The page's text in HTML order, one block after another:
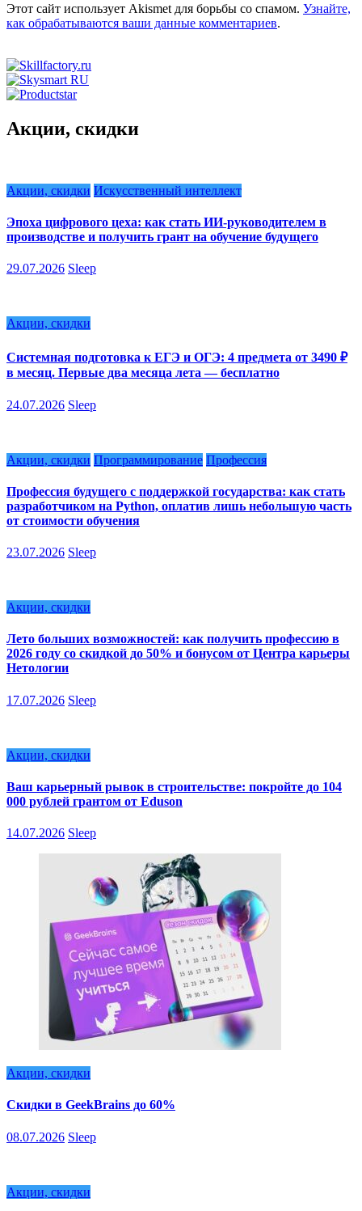
Этот сайт использует Akismet для борьбы со спамом. Узнайте,
как обрабатываются ваши данные комментариев.
Акции, скидки
Акции, скидки Искусственный интеллект
Эпоха цифрового цеха: как стать ИИ-руководителем в
производстве и получить грант на обучение будущего
29.07.2026 Sleep
Акции, скидки
Системная подготовка к ЕГЭ и ОГЭ: 4 предмета от 3490 ₽
в месяц. Первые два месяца лета — бесплатно
24.07.2026 Sleep
Акции, скидки Программирование Профессия
Профессия будущего с поддержкой государства: как стать
разработчиком на Python, оплатив лишь небольшую часть
от стоимости обучения
23.07.2026 Sleep
Акции, скидки
Лето больших возможностей: как получить профессию в
2026 году со скидкой до 50% и бонусом от Центра карьеры
Нетологии
17.07.2026 Sleep
Акции, скидки
Ваш карьерный рывок в строительстве: покройте до 104
000 рублей грантом от Eduson
14.07.2026 Sleep
Акции, скидки
Скидки в GeekBrains до 60%
08.07.2026 Sleep
Акции, скидки